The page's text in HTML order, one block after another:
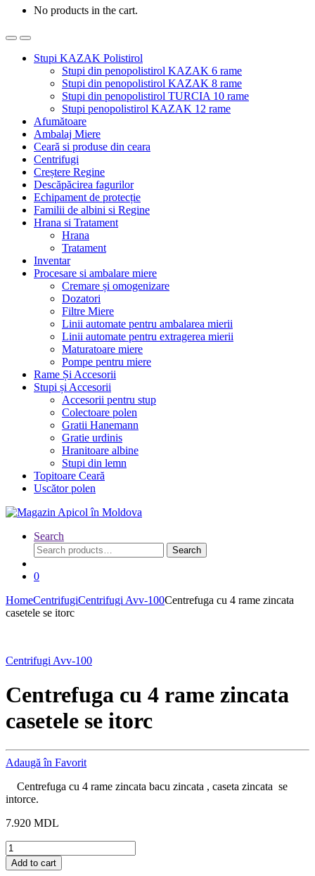
No products in the cart.
Stupi KAZAK Polistirol
Stupi din penopolistirol KAZAK 6 rame
Stupi din penopolistirol KAZAK 8 rame
Stupi din penopolistirol TURCIA 10 rame
Stupi penopolistirol KAZAK 12 rame
Afumătoare
Ambalaj Miere
Ceară si produse din ceara
Centrifugi
Creștere Regine
Descăpăcirea fagurilor
Echipament de protecție
Familii de albini si Regine
Hrana si Tratament
Hrana
Tratament
Inventar
Procesare si ambalare miere
Cremare și omogenizare
Dozatori
Filtre Miere
Linii automate pentru ambalarea mierii
Linii automate pentru extragerea mierii
Maturatoare miere
Pompe pentru miere
Rame Și Accesorii
Stupi și Accesorii
Accesorii pentru stup
Colectoare polen
Gratii Hanemann
Gratie urdinis
Hranitoare albine
Stupi din lemn
Topitoare Ceară
Uscător polen
Search
Search
for:
Search
0
HomeCentrifugiCentrifugi Avv-100Centrefuga cu 4 rame zincata
casetele se itorc
Centrifugi Avv-100
Centrefuga cu 4 rame zincata
casetele se itorc
Adaugă în Favorit
Centrefuga cu 4 rame zincata bacu zincata , caseta zincata se
intorce.
7.920 MDL
Centrefuga
cu
4
Add to cart